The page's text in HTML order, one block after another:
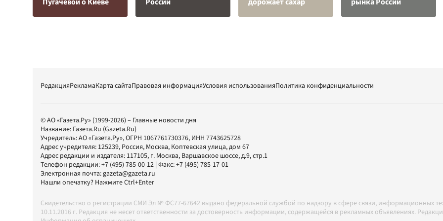
РедакцияРекламаКарта сайтаПравовая информацияУсловия использованияПолитика конфиденциальности
© АО «Газета.Ру» (1999-2026) – Главные новости дня
Название: Газета.Ru (Gazeta.Ru)
Учредитель:АО «Газета.Ру», ОГРН 1067761730376, ИНН 7743625728
Адрес учредителя: 125239, Россия, Москва, Коптевская улица, дом 67
Адрес редакции и издателя: 117105, г. Москва, Варшавское шоссе, д.9, стр.1
Телефон редакции:+7 (495) 785-00-12 | Факс:+7 (495) 785-17-01
Электронная почта:gazeta@gazeta.ru
Нашли опечатку? Нажмите Ctrl+Enter
Свидетельство о регистрации СМИ Эл № ФС77-67642 выдано федеральной службой по надзору в сфере связи, информационных
10.11.2016 г. Редакция не несет ответственности за достоверность информации, содержащейся в рекламных объявлениях.